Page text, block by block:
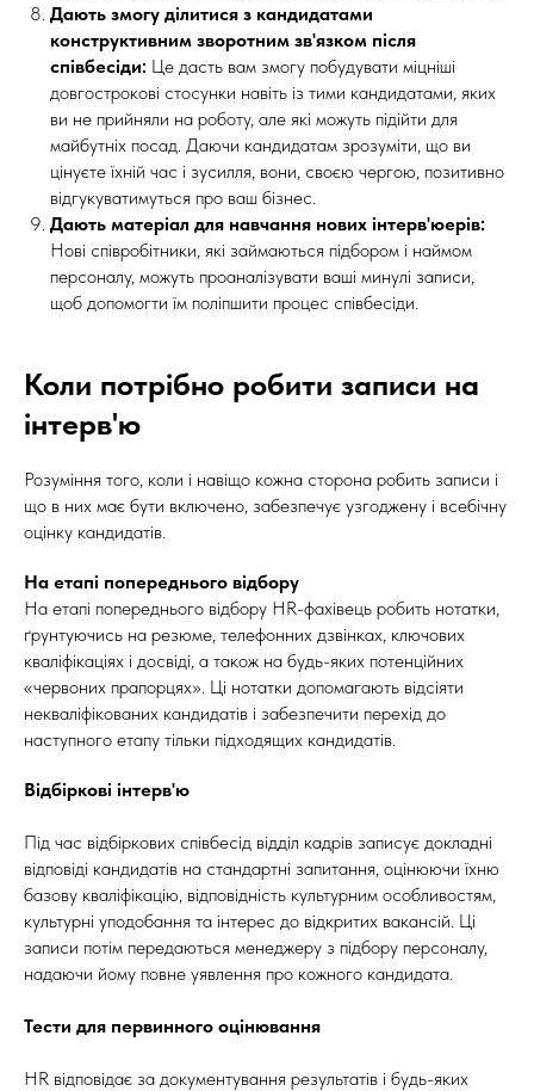
Дають змогу ділитися з кандидатами
конструктивним зворотним зв'язком після
співбесіди: Це дасть вам змогу побудувати міцніші
довгострокові стосунки навіть із тими кандидатами, яких
ви не прийняли на роботу, але які можуть підійти для
майбутніх посад. Даючи кандидатам зрозуміти, що ви
цінуєте їхній час і зусилля, вони, своєю чергою, позитивно
відгукуватимуться про ваш бізнес.
Дають матеріал для навчання нових інтерв'юерів:
Нові співробітники, які займаються підбором і наймом
персоналу, можуть проаналізувати ваші минулі записи,
щоб допомогти їм поліпшити процес співбесіди.
Коли потрібно робити записи на
інтерв'ю
Розуміння того, коли і навіщо кожна сторона робить записи і
що в них має бути включено, забезпечує узгоджену і всебічну
оцінку кандидатів.
На етапі попереднього відбору
На етапі попереднього відбору HR-фахівець робить нотатки,
ґрунтуючись на резюме, телефонних дзвінках, ключових
кваліфікаціях і досвіді, а також на будь-яких потенційних
«червоних прапорцях». Ці нотатки допомагають відсіяти
некваліфікованих кандидатів і забезпечити перехід до
наступного етапу тільки підходящих кандидатів.
Відбіркові інтерв'ю
Під час відбіркових співбесід відділ кадрів записує докладні
відповіді кандидатів на стандартні запитання, оцінюючи їхню
базову кваліфікацію, відповідність культурним особливостям,
культурні уподобання та інтерес до відкритих вакансій. Ці
записи потім передаються менеджеру з підбору персоналу,
надаючи йому повне уявлення про кожного кандидата.
Тести для первинного оцінювання
HR відповідає за документування результатів і будь-яких